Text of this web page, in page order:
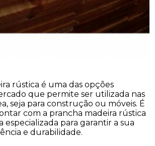
rústica é uma das opções
que permite ser utilizada nas
seja para construção ou móveis. É
com a prancha madeira rústica
especializada para garantir a sua
e durabilidade.